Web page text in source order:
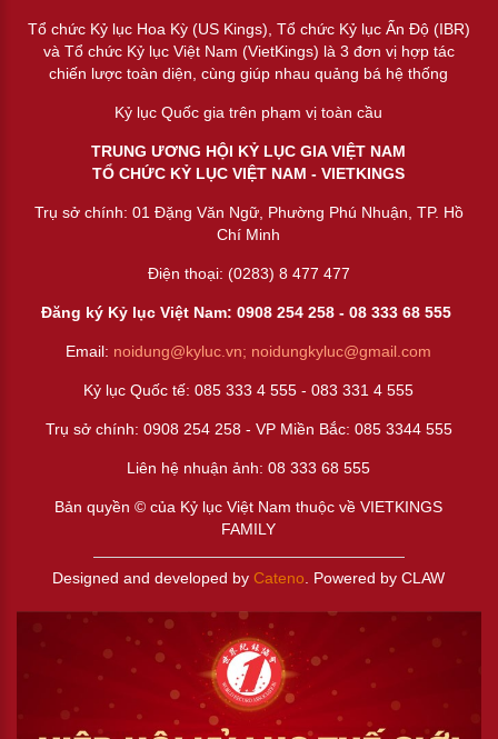
Tổ chức Kỷ lục Hoa Kỳ (US Kings), Tổ chức Kỷ lục Ấn Độ (IBR)
và Tổ chức Kỷ lục Việt Nam (VietKings) là 3 đơn vị hợp tác
chiến lược toàn diện, cùng giúp nhau quảng bá hệ thống
Kỷ lục Quốc gia trên phạm vị toàn cầu
TRUNG ƯƠNG HỘI KỶ LỤC GIA VIỆT NAM
TỔ CHỨC KỶ LỤC VIỆT NAM - VIETKINGS
Trụ sở chính: 01 Đặng Văn Ngữ, Phường Phú Nhuận, TP. Hồ
Chí Minh
Điện thoại: (0283) 8 477 477
Đăng ký Kỷ lục Việt Nam: 0908 254 258 -08 333 68 555
Email: noidung@kyluc.vn; noidungkyluc@gmail.com
Kỷ lục Quốc tế: 085 333 4 555 - 083 331 4 555
Trụ sở chính: 0908 254 258 - VP Miền Bắc: 085 3344 555
Liên hệ nhuận ảnh:08 333 68 555
Bản quyền © của Kỷ lục Việt Nam thuộc về VIETKINGS
FAMILY
Designed and developed byCateno . Powered by CLAW